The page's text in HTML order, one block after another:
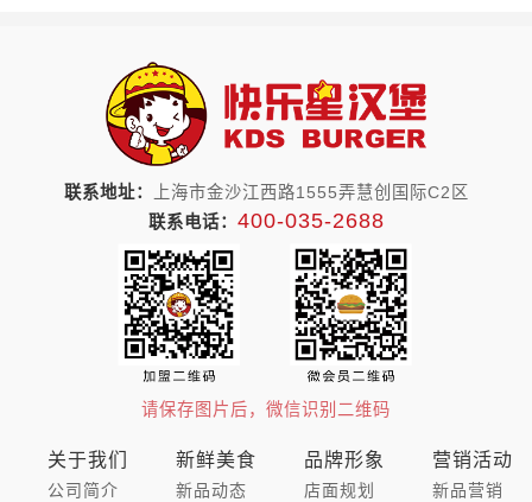
联系地址：
上海市金沙江西路1555弄慧创国际C2区
联系电话： 400-035-2688
请保存图片后，微信识别二维码
关于我们
公司简介
新鲜美食
新品动态
品牌形象
店面规划
营销活动
新品营销